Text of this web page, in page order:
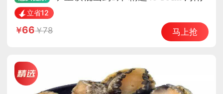
焦作特产 怀山药产地直发
立省12
66 78 马上抢